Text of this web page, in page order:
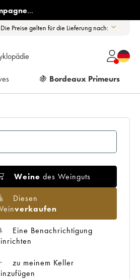
...
Die Preise gelten für die Lieferung nach:
🍇 Bordeaux Primeurs
Weine des Weinguts
Diesen
verkaufen
Eine Benachrichtigung
zu meinem Keller